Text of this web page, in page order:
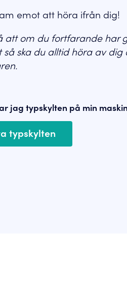
emot att höra ifrån dig!
att om du fortfarande har
så ska du alltid höra av dig
jag typskylten på min
typskylten